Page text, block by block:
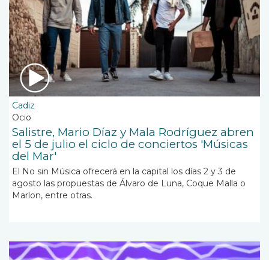
Cadiz
Ocio
Salistre, Mario Díaz y Mala Rodríguez abren
el 5 de julio el ciclo de conciertos 'Músicas
del Mar'
El No sin Música ofrecerá en la capital los días 2 y 3 de
agosto las propuestas de Álvaro de Luna, Coque Malla o
Marlon, entre otras.